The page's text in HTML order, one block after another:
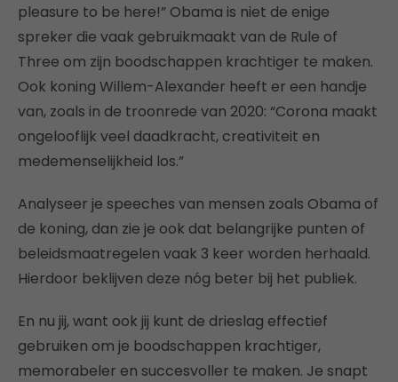
pleasure to be here!” Obama is niet de enige
spreker die vaak gebruikmaakt van de Rule of
Three om zijn boodschappen krachtiger te maken.
Ook koning Willem-Alexander heeft er een handje
van, zoals in de troonrede van 2020: “Corona maakt
ongelooflijk veel daadkracht, creativiteit en
medemenselijkheid los.”
Analyseer je speeches van mensen zoals Obama of
de koning, dan zie je ook dat belangrijke punten of
beleidsmaatregelen vaak 3 keer worden herhaald.
Hierdoor beklijven deze nóg beter bij het publiek.
En nu jij, want ook jij kunt de drieslag effectief
gebruiken om je boodschappen krachtiger,
memorabeler en succesvoller te maken. Je snapt